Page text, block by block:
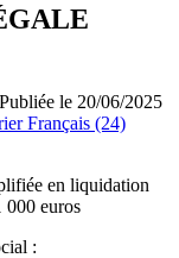
le 20/06/2025
Français (24)
en liquidation
000 euros
: